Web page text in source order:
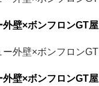
壁×ボンフロンGT屋
壁×ボンフロンGT屋